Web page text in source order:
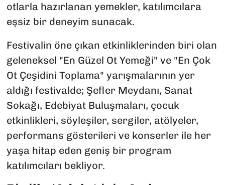
otlarla hazırlanan yemekler, katılımcılara
eşsiz bir deneyim sunacak.
Festivalin öne çıkan etkinliklerinden biri olan
geleneksel "En Güzel Ot Yemeği" ve "En Çok
Ot Çeşidini Toplama" yarışmalarının yer
aldığı festivalde; Şefler Meydanı, Sanat
Sokağı, Edebiyat Buluşmaları, çocuk
etkinlikleri, söyleşiler, sergiler, atölyeler,
performans gösterileri ve konserler ile her
yaşa hitap eden geniş bir program
katılımcıları bekliyor.